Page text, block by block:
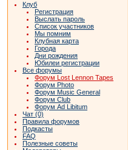
Клуб
Регистрация
Выслать пароль
Список участников
Мы помним
Клубная карта
Города
Дни рождения
Юбилеи регистрации
Все форумы
Форум Lost Lennon Tapes
Форум Photo
Форум Music General
Форум Club
Форум Ad Libitum
Чат (0)
Правила форумов
Подкасты
FAQ
Полезные советы